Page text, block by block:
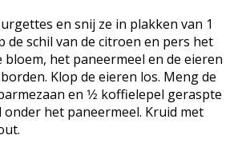
en snij ze in plakken van 1
de schil van de citroen en pers het
bloem, het paneermeel en de eieren
Klop de eieren los. Meng de
en 1⁄2 koffielepel geraspte
onder het paneermeel. Kruid met